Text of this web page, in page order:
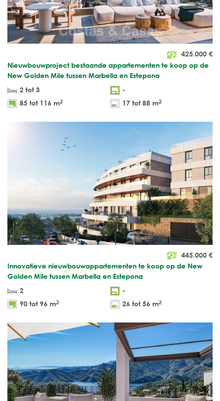
425.000 €
Nieuwbouwproject bestaande appartementen te koop op de
New Golden Mile tussen Marbella en Estepona
2 tot 3
-
85 tot 116 m2 17 tot 88 m2
445.000 €
Innovatieve nieuwbouwappartementen te koop op de New
Golden Mile tussen Marbella en Estepona
2
-
90 tot 96 m2 26 tot 56 m2